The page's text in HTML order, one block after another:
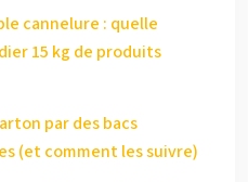
cannelure : quelle
15 kg de produits
par des bacs
(et comment les suivre)